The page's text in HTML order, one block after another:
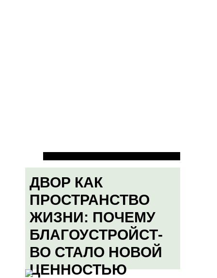
ДВОР КАК
ПРОСТРАНСТВО
ЖИЗНИ: ПОЧЕМУ
БЛАГОУСТРОЙСТ-
ВО СТАЛО НОВОЙ
ЦЕННОСТЬЮ